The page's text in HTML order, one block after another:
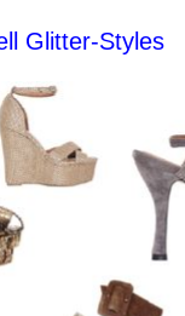
Glitter-Styles